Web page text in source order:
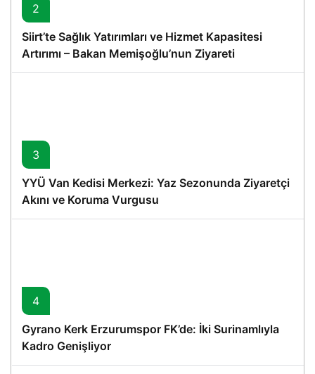
2
Siirt’te Sağlık Yatırımları ve Hizmet Kapasitesi
Artırımı – Bakan Memişoğlu’nun Ziyareti
3
YYÜ Van Kedisi Merkezi: Yaz Sezonunda Ziyaretçi
Akını ve Koruma Vurgusu
4
Gyrano Kerk Erzurumspor FK’de: İki Surinamlıyla
Kadro Genişliyor